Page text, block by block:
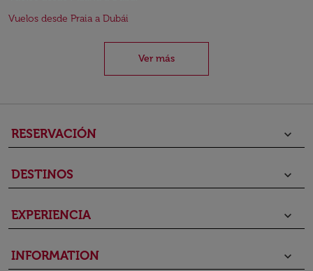
Vuelos desde Praia a Dubái
Ver más
RESERVACIÓN keyboard_arrow_down
DESTINOS keyboard_arrow_down
EXPERIENCIA keyboard_arrow_down
INFORMATION keyboard_arrow_down